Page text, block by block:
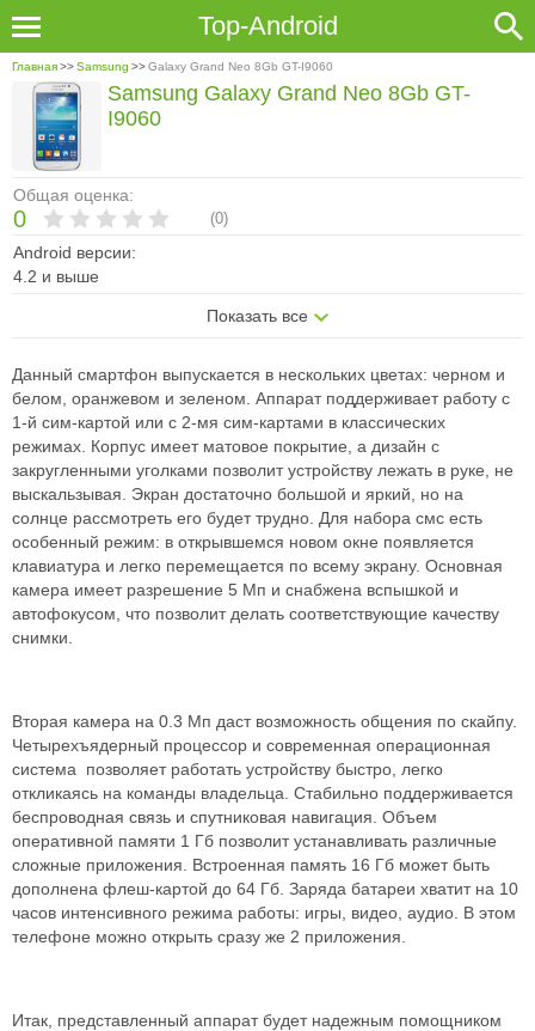
Top-Android
Главная>>Samsung >>Galaxy Grand Neo 8Gb GT-I9060
Общая оценка:
0 (0)
Android версии:
4.2 и выше
Показать все
Samsung Galaxy Grand Neo 8Gb GT-
I9060
Данный смартфон выпускается в нескольких цветах: черном и
белом, оранжевом и зеленом. Аппарат поддерживает работу с
1-й сим-картой или с 2-мя сим-картами в классических
режимах. Корпус имеет матовое покрытие, а дизайн с
закругленными уголками позволит устройству лежать в руке, не
выскальзывая. Экран достаточно большой и яркий, но на
солнце рассмотреть его будет трудно. Для набора смс есть
особенный режим: в открывшемся новом окне появляется
клавиатура и легко перемещается по всему экрану. Основная
камера имеет разрешение 5 Мп и снабжена вспышкой и
автофокусом, что позволит делать соответствующие качеству
снимки.
Вторая камера на 0.3 Мп даст возможность общения по скайпу.
Четырехъядерный процессор и современная операционная
система позволяет работать устройству быстро, легко
откликаясь на команды владельца. Стабильно поддерживается
беспроводная связь и спутниковая навигация. Объем
оперативной памяти 1 Гб позволит устанавливать различные
сложные приложения. Встроенная память 16 Гб может быть
дополнена флеш-картой до 64 Гб. Заряда батареи хватит на 10
часов интенсивного режима работы: игры, видео, аудио. В этом
телефоне можно открыть сразу же 2 приложения.
Итак, представленный аппарат будет надежным помощником